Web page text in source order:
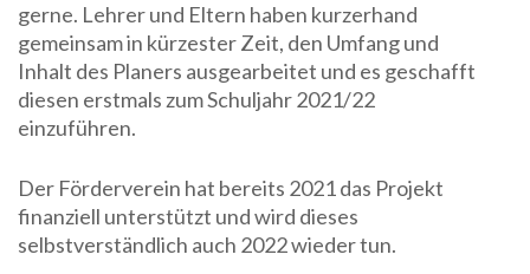
gerne. Lehrer und Eltern haben kurzerhand
gemeinsam in kürzester Zeit, den Umfang und
Inhalt des Planers ausgearbeitet und es geschafft
diesen erstmals zum Schuljahr 2021/22
einzuführen.
Der Förderverein hat bereits 2021 das Projekt
finanziell unterstützt und wird dieses
selbstverständlich auch 2022 wieder tun.